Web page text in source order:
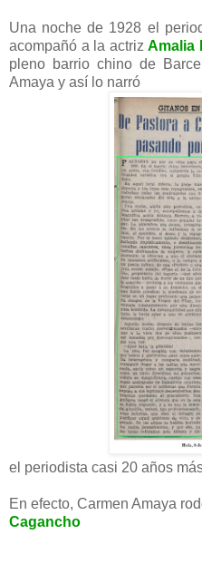
Una noche de 1928 el
acompañó a la actrizAmalia
pleno barrio chino de
Amaya y así lo narró
el periodista casi 20 años
En efecto, Carmen Amaya
Cagancho